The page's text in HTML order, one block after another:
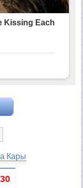
Кары
30